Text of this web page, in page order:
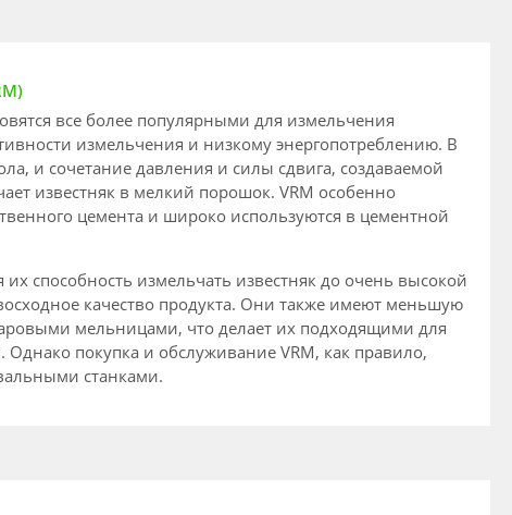
все более популярными для измельчения
измельчения и низкому энергопотреблению. В
и сочетание давления и силы сдвига, создаваемой
известняк в мелкий порошок. VRM особенно
цемента и широко используются в цементной
способность измельчать известняк до очень высокой
качество продукта. Они также имеют меньшую
мельницами, что делает их подходящими для
покупка и обслуживание VRM, как правило,
станками.